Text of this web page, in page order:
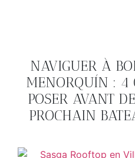
NAVIGUER À
MENORQUÍN : 4
POSER AVANT
PROCHAIN